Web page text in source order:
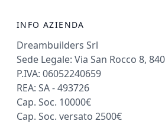
INFO AZIENDA
Dreambuilders Srl
Sede Legale: Via San Rocco 8,
P.IVA: 06052240659
REA: SA - 493726
Cap. Soc. 10000€
Cap. Soc. versato 2500€